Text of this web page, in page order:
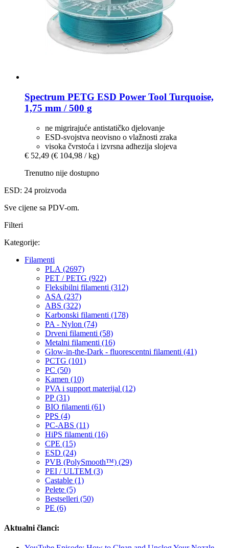
Spectrum PETG ESD Power Tool Turquoise,
1,75 mm / 500 g
ne migrirajuće antistatičko djelovanje
ESD-svojstva neovisno o vlažnosti zraka
visoka čvrstoća i izvrsna adhezija slojeva
€ 52,49 (€ 104,98 / kg)
Trenutno nije dostupno
ESD: 24 proizvoda
Sve cijene sa PDV-om.
Filteri
Kategorije:
Filamenti
PLA (2697)
PET / PETG (922)
Fleksibilni filamenti (312)
ASA (237)
ABS (322)
Karbonski filamenti (178)
PA - Nylon (74)
Drveni filamenti (58)
Metalni filamenti (16)
Glow-in-the-Dark - fluorescentni filamenti (41)
PCTG (101)
PC (50)
Kamen (10)
PVA i support materijal (12)
PP (31)
BIO filamenti (61)
PPS (4)
PC-ABS (11)
HiPS filamenti (16)
CPE (15)
ESD (24)
PVB (PolySmooth™) (29)
PEI / ULTEM (3)
Castable (1)
Pelete (5)
Bestselleri (50)
PE (6)
Aktualni članci: